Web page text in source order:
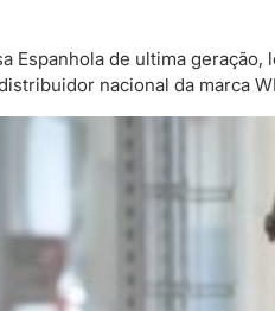
Espanhola de ultima
nacional da marca